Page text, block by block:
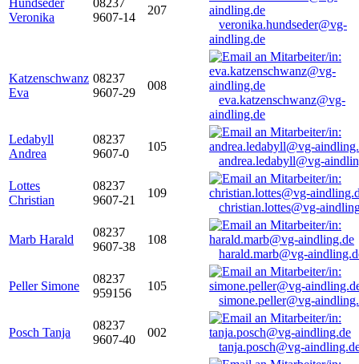
Hundseder
Veronika
08237
9607-14
207
veronika.hundseder@vg-
aindling.de
Katzenschwanz
Eva
08237
9607-29
008
eva.katzenschwanz@vg-
aindling.de
Ledabyll
Andrea
08237
9607-0
105
andrea.ledabyll@vg-
Lottes
Christian
08237
9607-21
109
christian.lottes@vg-
Marb Harald
08237
9607-38
108
harald.marb@vg-
Peller Simone
08237
959156
105
simone.peller@vg-
Posch Tanja
08237
9607-40
002
tanja.posch@vg-